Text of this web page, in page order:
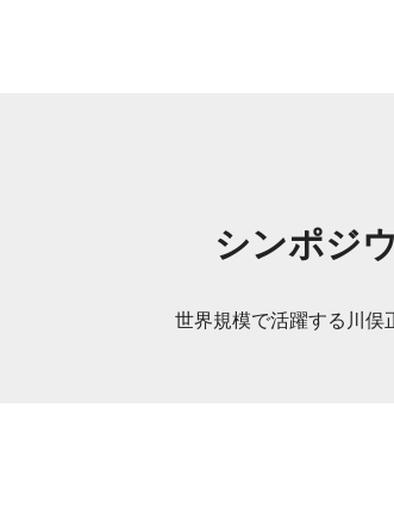
シンポジ
世界規模で活躍する川俣